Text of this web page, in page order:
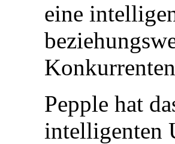
eine
Pepple hat
intelligenten